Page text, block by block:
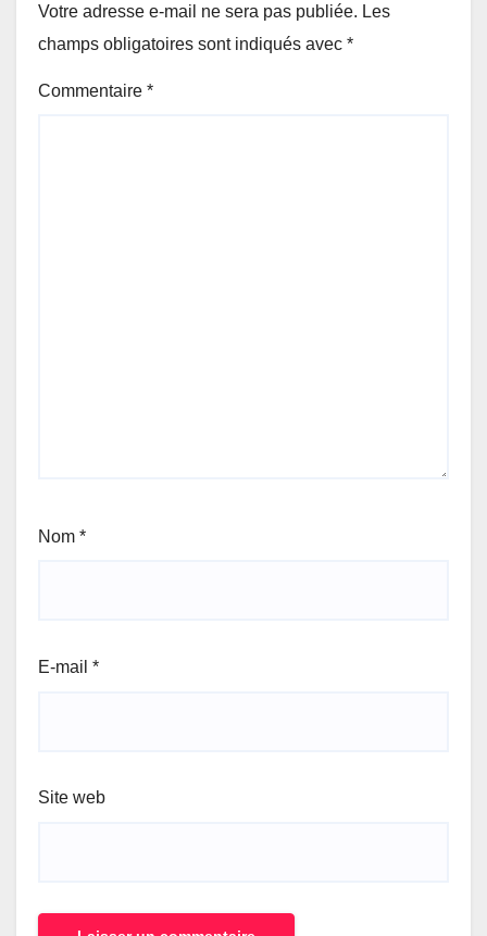
Votre adresse e-mail ne sera pas publiée. Les
champs obligatoires sont indiqués avec *
Commentaire *
Nom *
E-mail *
Site web